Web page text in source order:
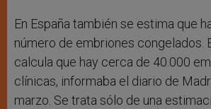
En España también se estima que
número de embriones congelados.
calcula que hay cerca de 40.000
clínicas, informaba el diario de
marzo. Se trata sólo de una